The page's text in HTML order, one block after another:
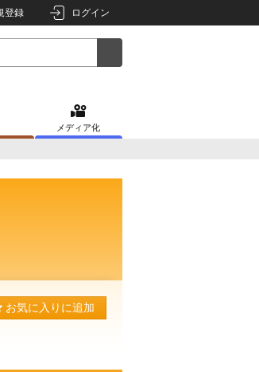
登録 ログイン
メディア化
お気に入りに追加